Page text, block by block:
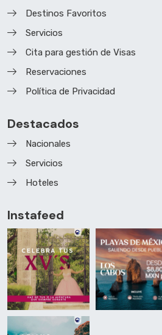
Destinos Favoritos
Servicios
Cita para gestión de Visas
Reservaciones
Política de Privacidad
Destacados
Nacionales
Servicios
Hoteles
Instafeed